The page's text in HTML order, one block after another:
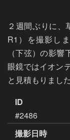
２週間ぶりに
R1）を撮影し
（下弦）の影
眼鏡ではイオン
ID
#2486
撮影日時